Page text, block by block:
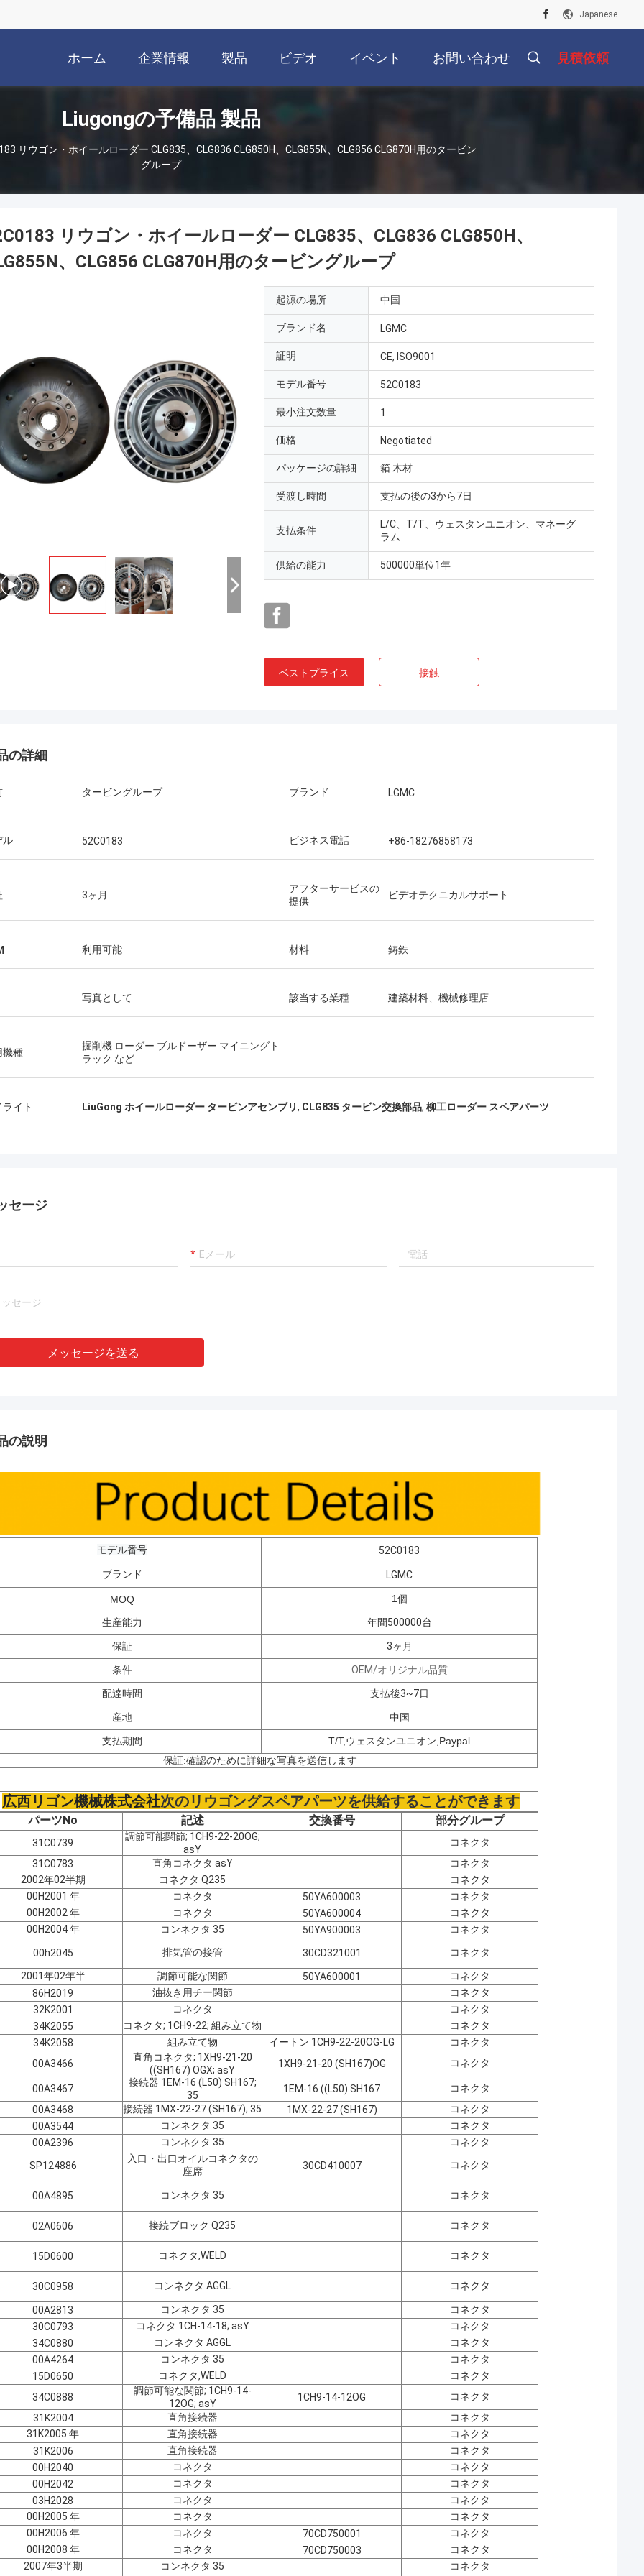
Japanese
ホーム 企業情報 製品 ビデオ イベント お問い合わせ 見積依頼
Liugongの予備品 製品
リウゴン・ホイールローダー CLG835、CLG836 CLG850H、CLG855N、CLG856 CLG870H用のタービン
グループ
リウゴン・ホイールローダー CLG835、CLG836 CLG850H、
、CLG856 CLG870H用のタービングループ
起源の場所 中国
ブランド名 LGMC
証明 CE, ISO9001
モデル番号 52C0183
最小注文数量 1
価格 Negotiated
パッケージの詳細 箱 木材
受渡し時間 支払の後の3から7日
支払条件
L/C、T/T、ウェスタンユニオン、マネーグ
ラム
供給の能力 500000単位1年
ベストプライス 接触
の詳細
タービングループ ブランド LGMC
ル 52C0183 ビジネス電話 +86-18276858173
3ヶ月
アフターサービスの
提供
ビデオテクニカルサポート
利用可能 材料 鋳鉄
写真として 該当する業種 建築材料、機械修理店
機種
掘削機 ローダー ブルドーザー マイニングト
ラック など
イト LiuGong ホイールローダー タービンアセンブリ, CLG835 タービン交換部品, 柳工ローダー スペアパーツ
セージ
メッセージを送る
の説明
モデル番号 52C0183
ブランド LGMC
MOQ 1個
生産能力 年間500000台
保証 3ヶ月
条件 OEM/オリジナル品質
配達時間 支払後3~7日
産地 中国
支払期間
T/T,ウェスタンユニオン,Paypal
保証:確認のために詳細な写真を送信します
広西リゴン機械株式会社次のリウゴングスペアパーツを供給することができます
パーツNo 記述 交換番号 部分グループ
31C0739
調節可能関節; 1CH9-22-20OG;
asY
コネクタ
31C0783
直角コネクタ asY
コネクタ
2002年02半期
コネクタ Q235
コネクタ
00H2001 年
コネクタ 50YA600003
コネクタ
00H2002 年
コネクタ 50YA600004
コネクタ
00H2004 年
コンネクタ 35 50YA900003 コネクタ
00h2045 排気管の接管 30CD321001 コネクタ
2001年02年半 調節可能な関節 50YA600001
コネクタ
86H2019
油抜き用チー関節
コネクタ
32K2001
コネクタ
コネクタ
34K2055
コネクタ; 1CH9-22; 組み立て物
コネクタ
34K2058
組み立て物 イートン 1CH9-22-20OG-LG
コネクタ
00A3466
直角コネクタ; 1XH9-21-20
((SH167) OGX; asY
1XH9-21-20 (SH167)OG コネクタ
00A3467
接続器 1EM-16 (L50) SH167;
35
1EM-16 ((L50) SH167
コネクタ
00A3468
接続器 1MX-22-27 (SH167); 35 1MX-22-27 (SH167)
コネクタ
00A3544
コンネクタ 35
コネクタ
00A2396
コンネクタ 35 コネクタ
SP124886
入口・出口オイルコネクタの
座席
30CD410007 コネクタ
00A4895 コンネクタ 35 コネクタ
02A0606 接続ブロック Q235 コネクタ
15D0600 コネクタ,WELD コネクタ
30C0958 コンネクタ AGGL コネクタ
00A2813 コンネクタ 35
コネクタ
30C0793
コネクタ 1CH-14-18; asY
コネクタ
34C0880
コンネクタ AGGL
コネクタ
00A4264
コンネクタ 35
コネクタ
15D0650
コネクタ,WELD
コネクタ
34C0888
調節可能な関節; 1CH9-14-
12OG; asY
1CH9-14-12OG
コネクタ
31K2004
直角接続器
コネクタ
31K2005 年
直角接続器
コネクタ
31K2006
直角接続器
コネクタ
00H2040
コネクタ
コネクタ
00H2042
コネクタ
コネクタ
03H2028
コネクタ
コネクタ
00H2005 年
コネクタ
コネクタ
00H2006 年
コネクタ 70CD750001
コネクタ
00H2008 年
コネクタ 70CD750003
コネクタ
2007年3半期
コンネクタ 35 コネクタ